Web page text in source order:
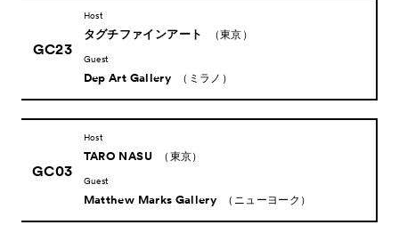
GC23
Host
タグチファインアート （東京）
Guest
Dep Art Gallery （ミラノ）
GC03
Host
TARO NASU （東京）
Guest
Matthew Marks Gallery （ニューヨーク）